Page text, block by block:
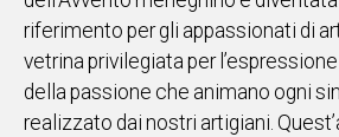
riferimento per gli appassionati di
vetrina privilegiata per
della passione che animano ogni
realizzato dai nostri artigiani.